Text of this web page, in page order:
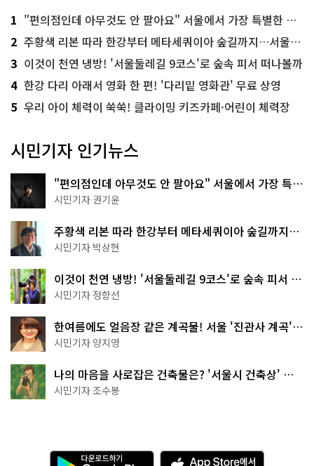
1 "편의점인데 아무것도 안 팔아요" 서울에서 가장 특별한 편의점의 정체
2 주황색 리본 따라 한강부터 메타세쿼이아 숲길까지…서울둘레길 15코스
3 이것이 천연 냉방! '서울둘레길 9코스'로 숲속 피서 떠나볼까
4 한강 다리 아래서 영화 한 편! '다리밑 영화관' 무료 상영
5 우리 아이 체력이 쑥쑥! 클라이밍 키즈카페·어린이 체력장
시민기자 인기뉴스
"편의점인데 아무것도 안 팔아요" 서울에서 가장 특별
한 편의점의 정체
시민기자 권기윤
주황색 리본 따라 한강부터 메타세쿼이아 숲길까지…
서울둘레길 15코스
시민기자 박상현
이것이 천연 냉방! '서울둘레길 9코스'로 숲속 피서 떠
나볼까
시민기자 정향선
한여름에도 얼음장 같은 계곡물! 서울 '진관사 계곡'이
천국이네~
시민기자 양지영
나의 마음을 사로잡은 건축물은? '서울시 건축상' 수
상작 공개!
시민기자 조수봉
다 A